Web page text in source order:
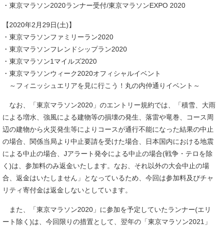
・東京マラソン2020ランナー受付/東京マラソンEXPO 2020
【2020年2月29日(土)】
・東京マラソンファミリーラン2020
・東京マラソンフレンドシップラン2020
・東京マラソン1マイルズ2020
・東京マラソンウィーク2020オフィシャルイベント
～フィニッシュエリアを見に行こう！丸の内仲通りイベント～
なお、「東京マラソン2020」のエントリー規約では、「積雪、大雨
による増水、強風による建物等の損壊の発生、落雷や竜巻、コース周
辺の建物から火災発生等によりコースが通行不能になった結果の中止
の場合、関係当局より中止要請を受けた場合、日本国内における地震
による中止の場合、Jアラート発令による中止の場合(戦争・テロを除
く)は、参加料のみ返金いたします。なお、それ以外の大会中止の場
合、返金はいたしません」となっているため、今回は参加料及びチャ
リティ寄付金は返金しないとしています。
また、「東京マラソン2020」に参加を予定していたランナー(エリ
ート除く)は、今回限りの措置として、翌年の「東京マラソン2021」